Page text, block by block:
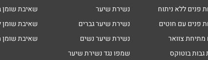
פנים ללא ניתוח
פנים עם חוטים
מתיחת צוואר
בוטוקס
נשירת שיער
נשירת שיער גברים
נשירת שיער נשים
שמפו נגד נשירת שיער
שאיבת שומן
שאיבת שומן
שאיבת